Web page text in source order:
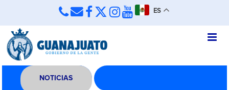
ES
NOTICIAS